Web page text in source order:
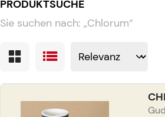
PRODUKTSUCHE
Sie suchen nach: „Chlorum“